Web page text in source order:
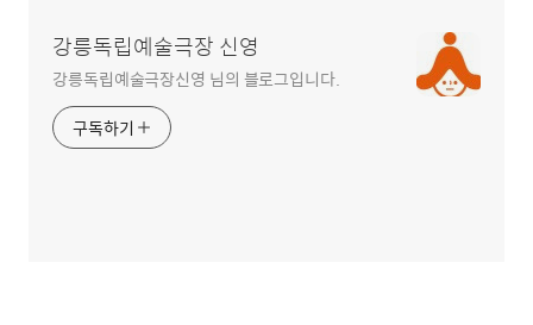
강릉독립예술극장 신영
강릉독립예술극장신영 님의 블로그입니다.
구독하기